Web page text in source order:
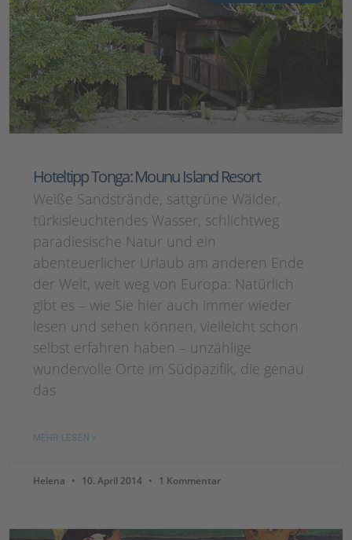
Hoteltipp Tonga: Mounu Island Resort
Weiße Sandstrände, sattgrüne Wälder,
türkisleuchtendes Wasser, schlichtweg
paradiesische Natur und ein
abenteuerlicher Urlaub am anderen Ende
der Welt, weit weg von Europa: Natürlich
gibt es – wie Sie hier auch immer wieder
lesen und sehen können, vielleicht schon
selbst erfahren haben – unzählige
wundervolle Orte im Südpazifik, die genau
das
MEHR LESEN »
Helena 10. April 2014 1 Kommentar